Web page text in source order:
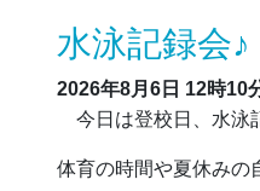
水泳記録会♪
2026年8月6日 12時10
今日は登校日、水泳
体育の時間や夏休みの